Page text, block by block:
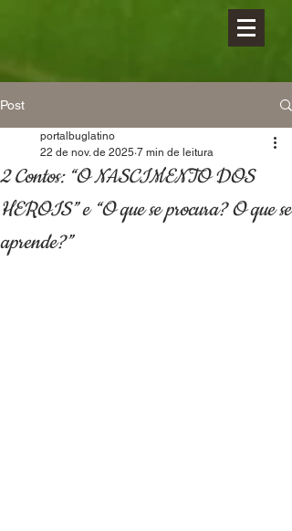
Post
2 Contos: “O NASCIMENTO DOS
HEROIS” e “O que se procura? O que se
aprende?”
portalbuglatino
22 de nov. de 2025 7 min de leitura